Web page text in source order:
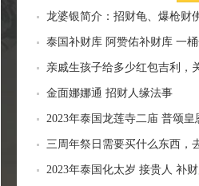
临门好事连连
龙婆银简介：招财龟、爆枪财
功效介绍
泰国补财库 阿赞佑补财库 一
运财富
亲戚生孩子给多少红包吉利，
风水讲究
金面娜娜通 招财人缘法事
2023年泰国龙莲寺二庙 普颂
贵人 补财库 佛历2566年
三周年祭日需要买什么东西，
用品风水
2023年泰国化太岁 接贵人 补